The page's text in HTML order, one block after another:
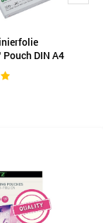
DIN A4